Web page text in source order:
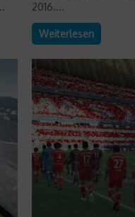
2016....
Weiterlesen